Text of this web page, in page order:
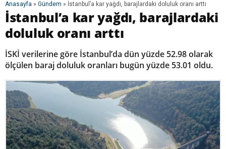
Anasayfa » Gündem » İstanbul’a kar yağdı, barajlardaki doluluk oranı arttı
İstanbul’a kar yağdı, barajlardaki
doluluk oranı arttı
İSKİ verilerine göre İstanbul’da dün yüzde 52.98 olarak
ölçülen baraj doluluk oranları bugün yüzde 53.01 oldu.